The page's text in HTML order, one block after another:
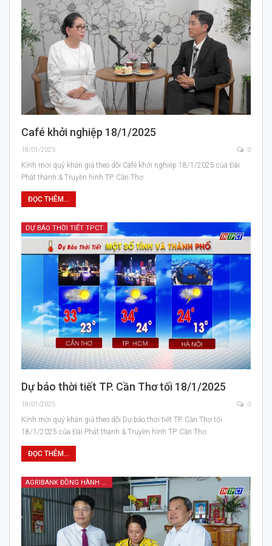
Café khởi nghiệp 18/1/2025
18/01/2025 0
Kính mời quý khán giả theo dõi Café khởi nghiệp 18/1/2025 của Đài
Phát thanh & Truyền hình TP. Cần Thơ.
ĐỌC THÊM...
DỰ BÁO THỜI TIẾT TPCT
Dự báo thời tiết TP. Cần Thơ tối 18/1/2025
18/01/2025 0
Kính mời quý khán giả theo dõi Dự báo thời tiết TP. Cần Thơ tối
18/1/2025 của Đài Phát thanh & Truyền hình TP. Cần Thơ.
ĐỌC THÊM...
AGRIBANK ĐỒNG HÀNH CÙNG TAM NÔNG